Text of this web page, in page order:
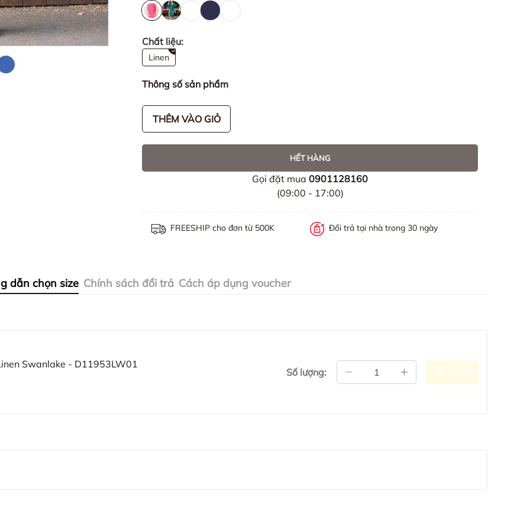
Chất liệu:
Linen
Thông số sản phẩm
THÊM VÀO GIỎ
HẾT HÀNG
Gọi đặt mua 0901128160
(09:00 - 17:00)
FREESHIP cho đơn từ 500K Đổi trả tại nhà trong 30 ngày
dẫn chọn size Chính sách đổi trả Cách áp dụng voucher
Swanlake - D11953LW01
Số lượng: HẾT HÀNG